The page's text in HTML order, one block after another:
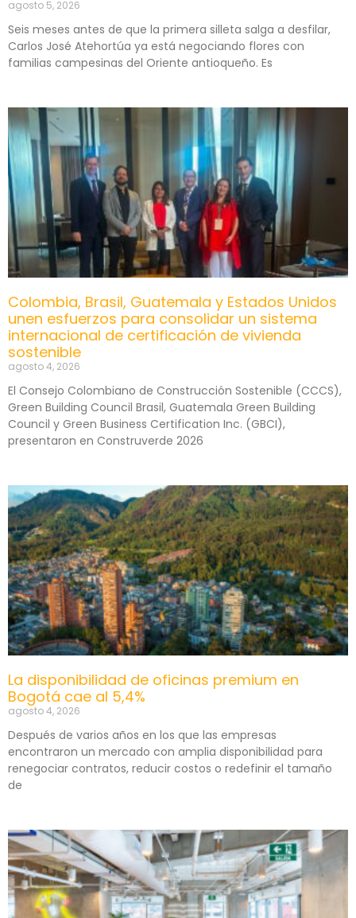
agosto 5, 2026
Seis meses antes de que la primera silleta salga a desfilar,
Carlos José Atehortúa ya está negociando flores con
familias campesinas del Oriente antioqueño. Es
Colombia, Brasil, Guatemala y Estados Unidos
unen esfuerzos para consolidar un sistema
internacional de certificación de vivienda
sostenible
agosto 4, 2026
El Consejo Colombiano de Construcción Sostenible (CCCS),
Green Building Council Brasil, Guatemala Green Building
Council y Green Business Certification Inc. (GBCI),
presentaron en Construverde 2026
La disponibilidad de oficinas premium en
Bogotá cae al 5,4%
agosto 4, 2026
Después de varios años en los que las empresas
encontraron un mercado con amplia disponibilidad para
renegociar contratos, reducir costos o redefinir el tamaño
de